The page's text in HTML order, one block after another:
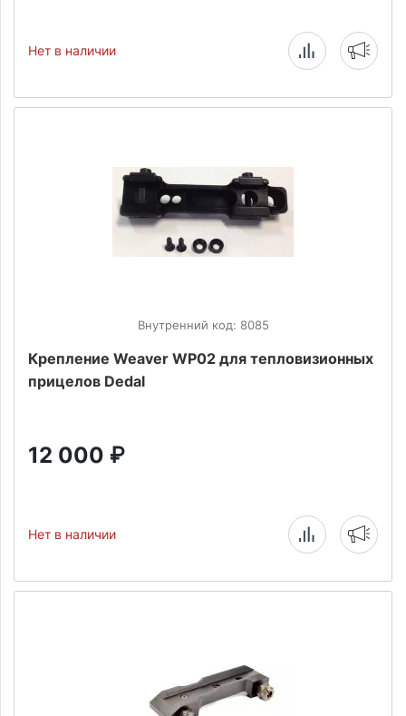
Нет в наличии
Внутренний код: 8085
Крепление Weaver WP02 для тепловизионных
прицелов Dedal
12 000 ₽
Нет в наличии